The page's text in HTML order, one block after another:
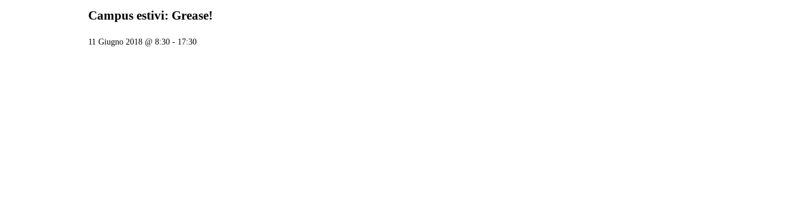
Campus estivi: Grease!
11 Giugno 2018 @ 8:30 - 17:30